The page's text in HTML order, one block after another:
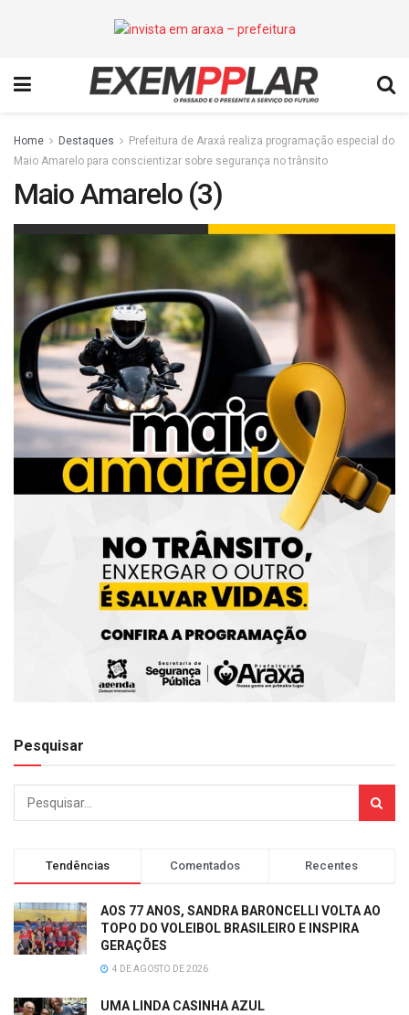
Home Destaques
Prefeitura de Araxá realiza programação especial do
Maio Amarelo para conscientizar sobre segurança no trânsito
Maio Amarelo (3)
Pesquisar
Tendências Comentados Recentes
AOS 77 ANOS, SANDRA BARONCELLI VOLTA AO
TOPO DO VOLEIBOL BRASILEIRO E INSPIRA
GERAÇÕES
4 DE AGOSTO DE 2026
UMA LINDA CASINHA AZUL